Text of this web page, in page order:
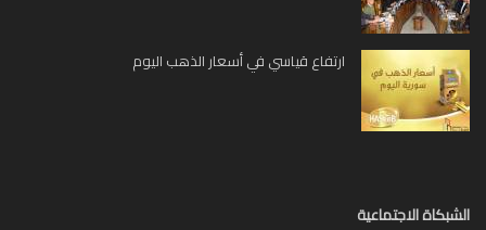
ارتفاع قياسي في أسعار الذهب اليوم
الاجتماعية